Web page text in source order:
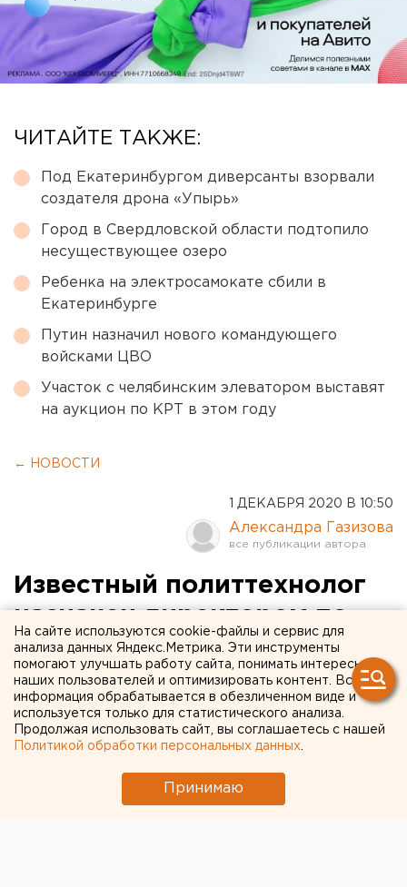
ЧИТАЙТЕ ТАКЖЕ:
Под Екатеринбургом диверсанты взорвали
создателя дрона «Упырь»
Город в Свердловской области подтопило
несуществующее озеро
Ребенка на электросамокате сбили в
Екатеринбурге
Путин назначил нового командующего
войсками ЦВО
Участок с челябинским элеватором выставят
на аукцион по КРТ в этом году
← НОВОСТИ
1 ДЕКАБРЯ 2020 В 10:50
Александра Газизова
Известный политтехнолог
назначен директором по
коммуникациям
«Атомстройкомплекса»
На сайте используются cookie-файлы и сервис для
анализа данных Яндекс.Метрика. Эти инструменты
помогают улучшать работу сайта, понимать интересы
наших пользователей и оптимизировать контент. Вся
информация обрабатывается в обезличенном виде и
используется только для статистического анализа.
Продолжая использовать сайт, вы соглашаетесь с нашей
Политикой обработки персональных данных
Принимаю